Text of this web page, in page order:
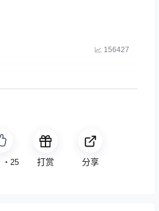
156427
・ 25 打赏 分享